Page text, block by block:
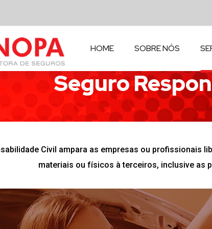
HOME SOBRE NÓS
Seguro
Civil ampara as empresas ou profissionais
materiais ou físicos à terceiros, inclusive as